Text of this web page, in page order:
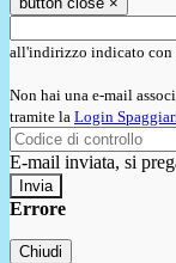
all'indirizzo indicato con
Non hai una e-mail
tramite la Login
E-mail inviata, si
Errore
Chiudi